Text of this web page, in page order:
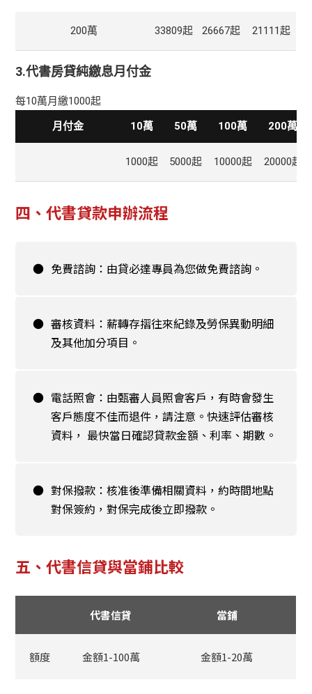
200萬 33809起 26667起 21111起
3.代書房貸純繳息月付金
每10萬月繳1000起
月付金
10萬 50萬 100萬 200萬
1000起 5000起 10000起 20000起
四、代書貸款申辦流程
● 免費諮詢：由貸必達專員為您做免費諮詢。
● 審核資料：薪轉存摺往來紀錄及勞保異動明細
及其他加分項目。
● 電話照會：由甄審人員照會客戶，有時會發生
客戶態度不佳而退件，請注意。快速評估審核
資料， 最快當日確認貸款金額、利率、期數。
● 對保撥款：核准後準備相關資料，約時間地點
對保簽約，對保完成後立即撥款。
五、代書信貸與當鋪比較
代書信貸 當鋪
額度 金額1-100萬 金額1-20萬